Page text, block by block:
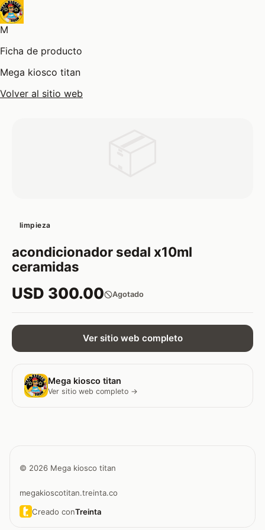
M
Ficha de producto
Mega kiosco titan
Volver al sitio web
limpieza
acondicionador sedal x10ml
ceramidas
USD 300.00 Agotado
Ver sitio web completo
Mega kiosco titan
Ver sitio web completo →
© 2026 Mega kiosco titan
megakioscotitan.treinta.co
Creado conTreinta